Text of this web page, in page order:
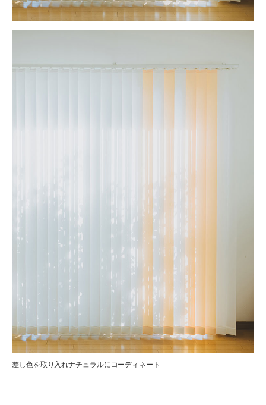
差し色を取り入れナチュラルにコーディネート